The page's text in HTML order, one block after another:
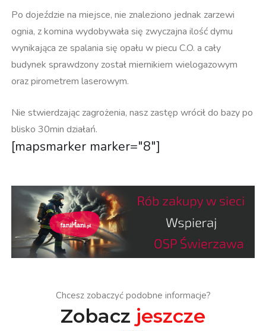
Po dojeździe na miejsce, nie znaleziono jednak zarzewi
ognia, z komina wydobywała się zwyczajna ilość dymu
wynikająca ze spalania się opału w piecu C.O. a cały
budynek sprawdzony został miernikiem wielogazowym
oraz pirometrem laserowym.
Nie stwierdzając zagrożenia, nasz zastęp wrócił do bazy po
blisko 30min działań.
[mapsmarker marker="8"]
Chcesz zobaczyć podobne informacje?
Zobacz jeszcze